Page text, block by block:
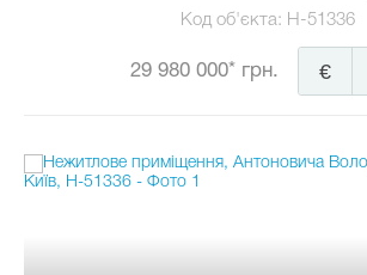
Код об'єкта: H-51336
29 980 000* грн. €